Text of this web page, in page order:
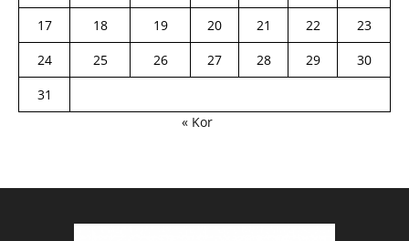
17
18 19 20 21 22
23
24
25 26 27 28 29
30
31
« Kor